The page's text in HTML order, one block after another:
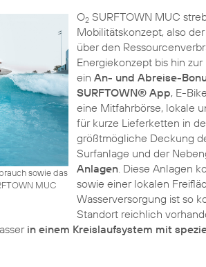
sowie das
MUC
O2SURFTOWN MUC
Mobilitätskonzept, also
über den
Energiekonzept bis hin
ein An- und Abreise-
SURFTOWN® App, E-
eine Mitfahrbörse, lokale
für kurze Lieferketten in
größtmögliche Deckung
Surfanlage und der
Anlagen. Diese Anlagen
sowie einer lokalen
Wasserversorgung ist so
Standort reichlich
in einem Kreislaufsystem mit